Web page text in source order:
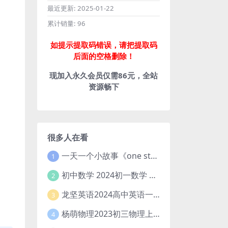
最近更新: 2025-01-22
累计销量: 96
如提示提取码错误，请把提取码
后面的空格删除！
现加入永久会员仅需86元，全站
资源畅下
很多人在看
1 一天一个小故事《one story a day》初中版 百度网盘分享下载
2 初中数学 2024初一数学 朱韬数学 S班春季下 A+班春季下 百度云网盘
3 龙坚英语2024高中英语一轮系统班(全国卷+北京卷)
4 杨萌物理2023初三物理上秋季A+班(视频+讲义) 百度网盘分享